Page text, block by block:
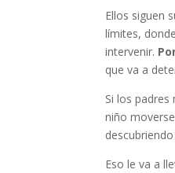
Ellos siguen
límites,
intervenir.
que va a
Si los
niño
Eso le va a